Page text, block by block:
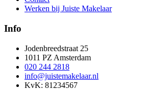
Werken bij Juiste Makelaar
Info
Jodenbreedstraat 25
1011 PZ Amsterdam
020 244 2818
info@juistemakelaar.nl
KvK: 81234567